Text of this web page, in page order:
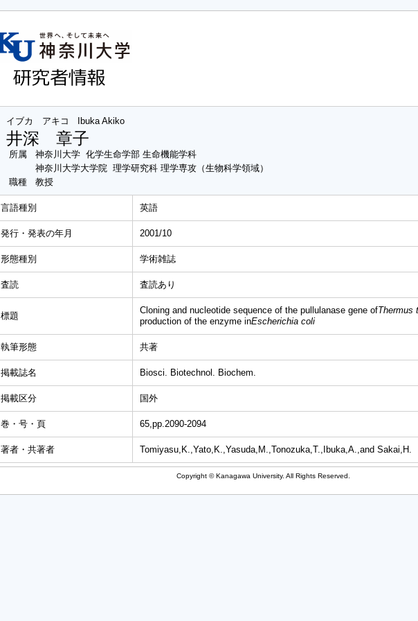
イブカ アキコ Ibuka Akiko
井深 章子
所属
神奈川大学 化学生命学部 生命機能学科
神奈川大学大学院 理学研究科 理学専攻（生物科学領域）
職種
教授
言語種別 英語
発行・発表の年月 2001/10
形態種別 学術雑誌
査読 査読あり
標題
Cloning and nucleotide sequence of the pullulanase gene ofThermus
production of the enzyme inEscherichia coli
執筆形態 共著
掲載誌名 Biosci. Biotechnol. Biochem.
掲載区分 国外
巻・号・頁 65,pp.2090-2094
著者・共著者 Tomiyasu,K.,Yato,K.,Yasuda,M.,Tonozuka,T.,Ibuka,A.,and Sakai,H.
Copyright © Kanagawa University. All Rights Reserved.